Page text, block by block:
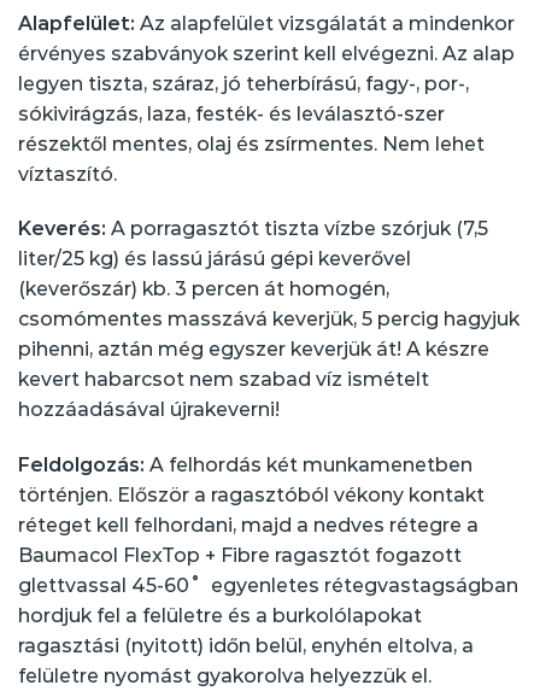
Alapfelület: Az alapfelület vizsgálatát a mindenkor
érvényes szabványok szerint kell elvégezni. Az alap
legyen tiszta, száraz, jó teherbírású, fagy-, por-,
sókivirágzás, laza, festék- és leválasztó-szer
részektől mentes, olaj és zsírmentes. Nem lehet
víztaszító.
Keverés: A porragasztót tiszta vízbe szórjuk (7,5
liter/25 kg) és lassú járású gépi keverővel
(keverőszár) kb. 3 percen át homogén,
csomómentes masszává keverjük, 5 percig hagyjuk
pihenni, aztán még egyszer keverjük át! A készre
kevert habarcsot nem szabad víz ismételt
hozzáadásával újrakeverni!
Feldolgozás: A felhordás két munkamenetben
történjen. Először a ragasztóból vékony kontakt
réteget kell felhordani, majd a nedves rétegre a
Baumacol FlexTop + Fibre ragasztót fogazott
glettvassal 45-60˚ egyenletes rétegvastagságban
hordjuk fel a felületre és a burkolólapokat
ragasztási (nyitott) időn belül, enyhén eltolva, a
felületre nyomást gyakorolva helyezzük el.